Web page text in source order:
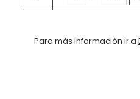
Para más información ir a